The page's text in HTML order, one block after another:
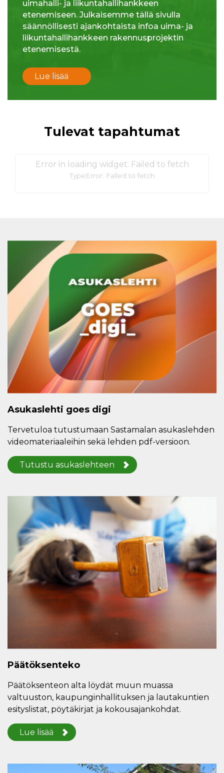
uimahalli- ja liikuntahallihankkeen
etenemiseen. Julkaisemme tällä sivulla
säännöllisesti ajankohtaista infoa uima- ja
liikuntahallihankkeen rakennusprojektin
etenemisestä.
Lue lisää
Tulevat tapahtumat
Error in loading widget: Failed to fetch
TypeError: Failed to fetch
Asukaslehti goes digi
Tervetuloa tutustumaan Sastamalan asukaslehden
videomateriaaleihin sekä lehden pdf-versioon.
Tutustu asukaslehteen
Päätöksenteko
Päätöksenteon alta löydät muun muassa
valtuuston, kaupunginhallituksen ja lautakuntien
esityslistat, pöytäkirjat ja kokousajankohdat.
Lue lisää